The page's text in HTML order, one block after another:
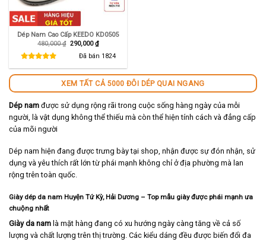
Dép Nam Cao Cấp KEEDO KD0505
480,000₫ Giá
480,000 ₫.
290,000₫Giá
hiện
tại
là:
Đã bán 1824
XEM TẤT CẢ 5000 ĐÔI DÉP QUAI NGANG
Dép nam được sử dụng rộng rãi trong cuộc sống hàng ngày của mỗi
người, là vật dụng không thể thiếu mà còn thể hiện tính cách và đẳng cấp
của mõi người
Dép nam hiện đang được trưng bày tại shop, nhận được sự đón nhận, sử
dụng và yêu thích rất lớn từ phái mạnh không chỉ ở địa phường mà lan
rộng trên toàn quốc.
Giày dép da nam Huyện Tứ Kỳ, Hải Dương – Top mẫu giày được phái mạnh ưa
chuộng nhất
Giày da nam là mặt hàng đang có xu hướng ngày càng tăng về cả số
lượng và chất lượng trên thị trường. Các kiểu dáng đều được biến đổi đa